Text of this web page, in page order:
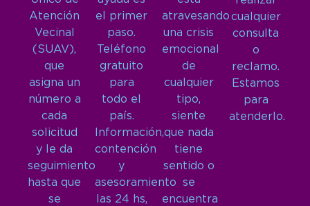
Atención
Vecinal
(SUAV),
que
asigna un
número a
cada
solicitud
y le da
seguimiento
hasta que
se
el primer
paso.
Teléfono
gratuito
para
todo el
país.
Información,
contención
y
asesoramiento
las 24 hs,
atravesando
una crisis
emocional
de
cualquier
tipo,
siente
que nada
tiene
sentido o
se
encuentra
cualquier
consulta
o
reclamo.
Estamos
para
atenderlo.